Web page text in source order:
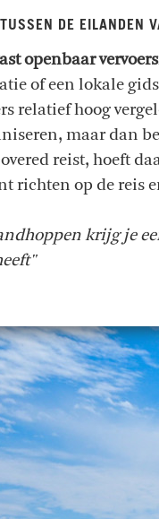
DE EILANDEN
openbaar
of een lokale
relatief hoog
maar dan
reist, hoeft
richten op de reis
krijg je